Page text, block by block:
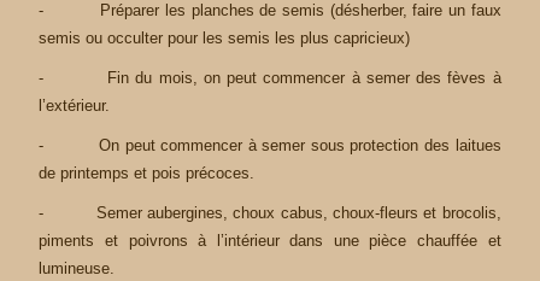
- Préparer les planches de semis (désherber, faire un faux
semis ou occulter pour les semis les plus capricieux)
- Fin du mois, on peut commencer à semer des fèves à
l’extérieur.
- On peut commencer à semer sous protection des laitues
de printemps et pois précoces.
- Semer aubergines, choux cabus, choux-fleurs et brocolis,
piments et poivrons à l’intérieur dans une pièce chauffée et
lumineuse.